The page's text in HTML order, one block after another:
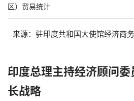
区）贸易统计
来源：驻印度共和国大使馆经济商
印度总理主持经济顾问
长战略